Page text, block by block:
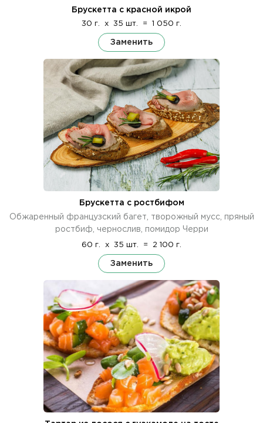
Брускетта с красной икрой
30 г. x 35 шт. = 1 050 г.
Заменить
Брускетта с ростбифом
Обжаренный французский багет, творожный мусс, пряный
ростбиф, чернослив, помидор Черри
60 г. x 35 шт. = 2 100 г.
Заменить